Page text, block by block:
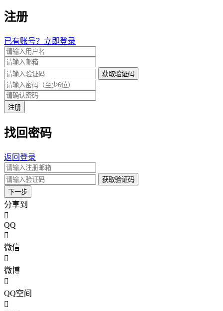
注册
已有账号？立即登录
获取验证码
注册
找回密码
返回登录
获取验证码
下一步
分享到
QQ
微信
微博
QQ空间